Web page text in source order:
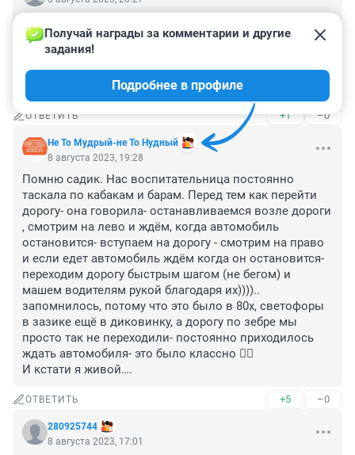
ослепляющем солнце? Прям вот ехал все было
хорошо и тут на тебе, солнце ослепило, а ребенка не
вернуть… плачу… сил родителям пережить горе,
светлая память ангелочку!
ОТВЕТИТЬ +1 –0
Не То Мудрый-не То Нудный
Получай награды за комментарии и другие
задания!
Подробнее в профиле
8 августа 2023, 19:28
Помню садик. Нас воспитательница постоянно
таскала по кабакам и барам. Перед тем как перейти
дорогу- она говорила- останавливаемся возле дороги
, смотрим на лево и ждём, когда автомобиль
остановится- вступаем на дорогу - смотрим на право
и если едет автомобиль ждём когда он остановится-
переходим дорогу быстрым шагом (не бегом) и
машем водителям рукой благодаря их))))..
запомнилось, потому что это было в 80х, светофоры
в зазике ещё в диковинку, а дорогу по зебре мы
просто так не переходили- постоянно приходилось
ждать автомобиля- это было классно 👍🏻
И кстати я живой….
ОТВЕТИТЬ +5 –0
280925744
8 августа 2023, 17:01